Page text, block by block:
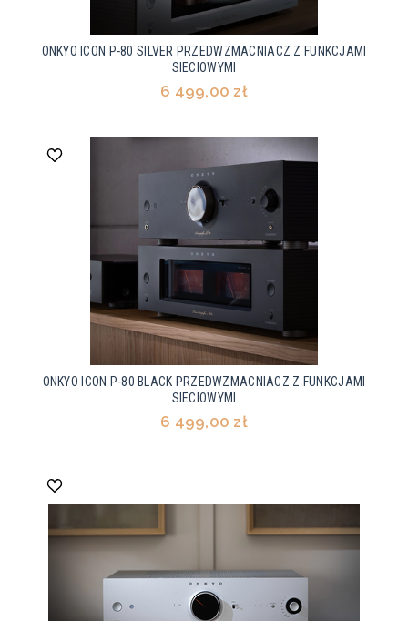
ONKYO ICON P-80 SILVER PRZEDWZMACNIACZ Z FUNKCJAMI
SIECIOWYMI
6 499,00 zł
ONKYO ICON P-80 BLACK PRZEDWZMACNIACZ Z FUNKCJAMI
SIECIOWYMI
6 499,00 zł